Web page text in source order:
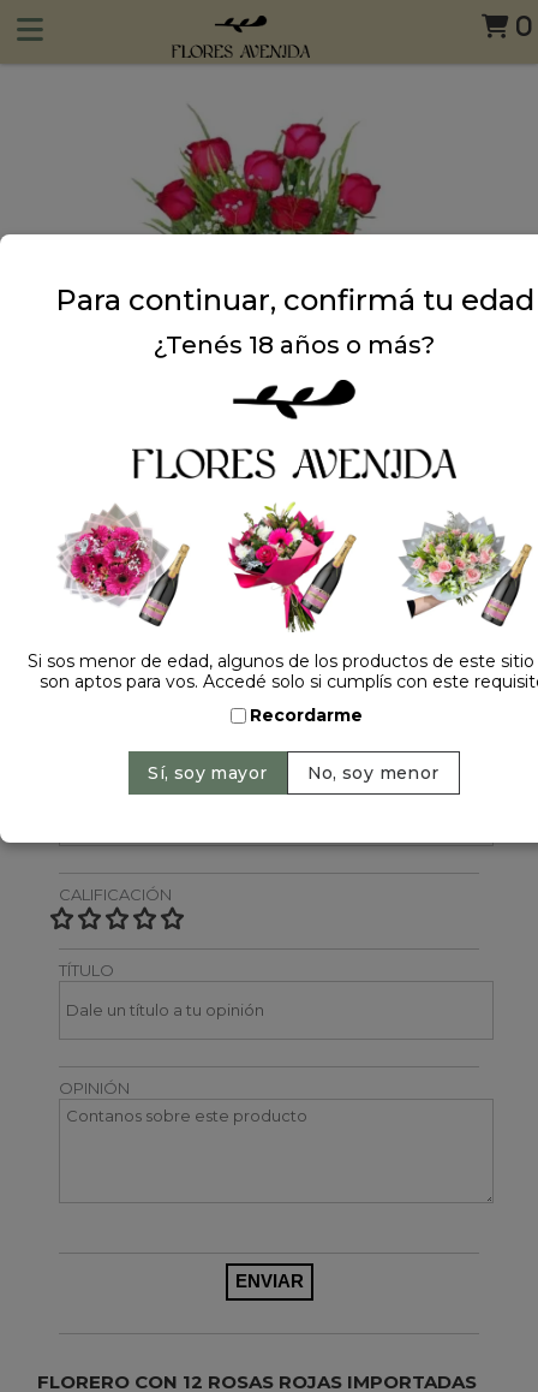
0
Dejá tu opinión
NOMBRE
CALIFICACIÓN
TÍTULO
OPINIÓN
FLORERO CON 12 ROSAS ROJAS IMPORTADAS
Para continuar, confirmá tu edad
¿Tenés 18 años o más?
Si sos menor de edad, algunos de los productos de este
son aptos para vos. Accedé solo si cumplís con este
Recordarme